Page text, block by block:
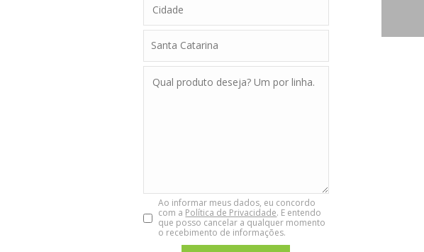
Ao informar meus dados, eu concordo
com a Política de Privacidade. E entendo
que posso cancelar a qualquer momento
o recebimento de informações.Chat WhatsApp